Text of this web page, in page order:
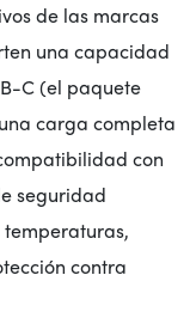
de las marcas
una capacidad
C (el paquete
carga completa
con
seguridad
contra